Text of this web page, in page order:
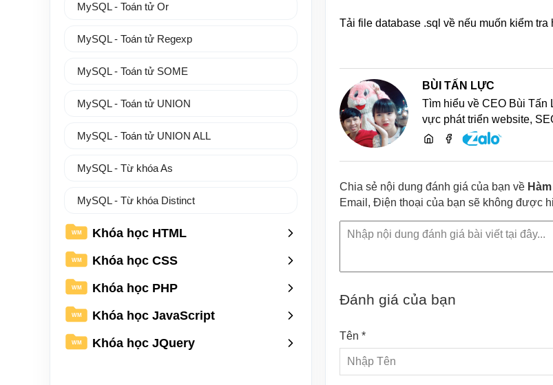
Tải file database .sql về nếu muốn kiểm tra
BÙI TẤN LỰC
Tìm hiểu về CEO Bùi Tấn
vực phát triển website,
Chia sẻ nội dung đánh giá của bạn về
Email, Điện thoại của bạn sẽ không được
Đánh giá của bạn
Tên *
MySQL - Toán tử Or
MySQL - Toán tử Regexp
MySQL - Toán tử SOME
MySQL - Toán tử UNION
MySQL - Toán tử UNION ALL
MySQL - Từ khóa As
MySQL - Từ khóa Distinct
WM Khóa học HTML
WM Khóa học CSS
WM Khóa học PHP
WM Khóa học JavaScript
WM Khóa học JQuery